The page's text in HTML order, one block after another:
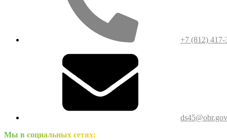
+7 (812) 417-
Мы в социальных сетях: